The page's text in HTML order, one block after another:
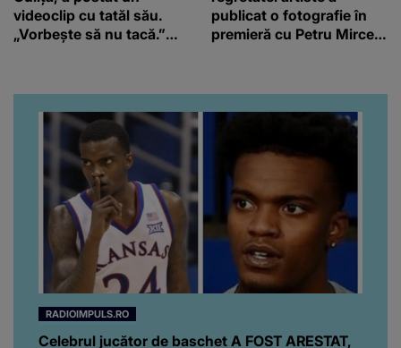
videoclip cu tatăl său.
„Vorbește să nu tacă.”
publicat o fotografie în
premieră cu Petru Mircea
RADIOIMPULS.RO
Celebrul jucător de baschet A FOST ARESTAT,